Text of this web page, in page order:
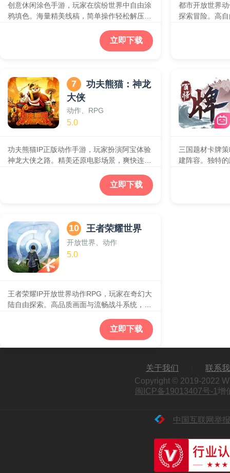
创意休闲涂色手游，玩家在缤纷世界中自由涂
鸦填色。海量精美线稿，简单操作轻松解压，
立即下载
都市开放世界
探索冒险。高
7
功夫熊猫：神龙
大侠
动作、RPG
5.0
功夫熊猫IP正版动作手游，玩家扮演阿宝体验
神龙大侠之路。精美还原电影场景，爽快连招
立即下载
三国题材卡牌
建阵容。独特
10 王者荣耀世界
开放世界、动作
5.0
王者荣耀IP开放世界动作RPG，玩家在奇幻大
陆自由探索。高品质画面与流畅战斗系统，可
立即下载
关于我们
联系
Copyright © 2019-2022
闽ICP备19013407号-1 增
中国互联网举